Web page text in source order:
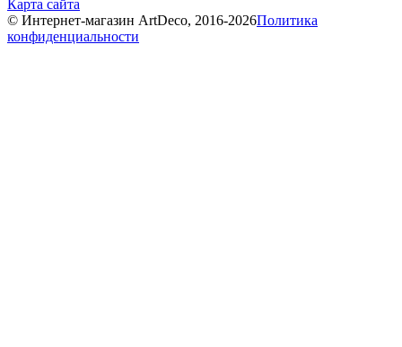
Карта сайта
© Интернет-магазин ArtDeco, 2016-2026Политика
конфиденциальности